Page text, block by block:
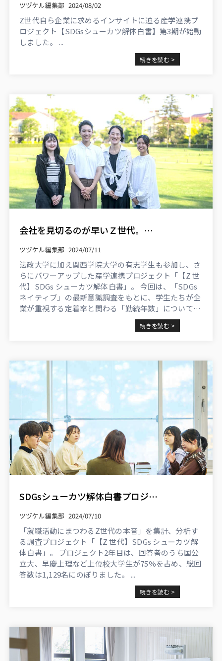
ツヅケル編集部 2024/08/02
Z世代自ら企業に求めるインサイトに迫る産学連携プ
ロジェクト【SDGsシューカツ解体白書】第3期が始動
しました。 ...
続きを読む >
会社を見切るのが早いＺ世代。本音は長く勤めたい？ SDGsシューカツ解体白書プロジェクトの調査では5年以上長く働きたいと40%以上が回答
ツヅケル編集部 2024/07/11
法政大学に加え関西学院大学の有志学生も参加し、さ
らにパワーアップした産学連携プロジェクト「【Z 世
代】SDGs シューカツ解体白書」。 今回は、「SDGs
ネイティブ」の最新意識調査をもとに、学生たちが企
業が重視する定着率と関わる「勤続年数」についてデ
ィスカッション。 早期離職を防ぐ鍵を紐解きました。
続きを読む >
SDGsシューカツ解体白書プロジェクトの調査で判明！Z世代が重視する「自分らしく働きたい」と、福利厚生に紐づくSDGsゴールとの相関性
ツヅケル編集部 2024/07/10
「就職活動にまつわるZ世代の本音」を集計、分析す
る調査プロジェクト「【Z 世代】SDGs シューカツ解
体白書」。 プロジェクト2年目は、回答者のうち国公
立大、早慶上理など上位校大学生が75％を占め、総回
答数は1,129名にのぼりました。 ...
続きを読む >